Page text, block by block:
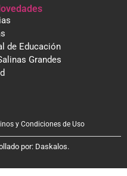
de Educación
Grandes
y Condiciones de Uso
por: Daskalos.